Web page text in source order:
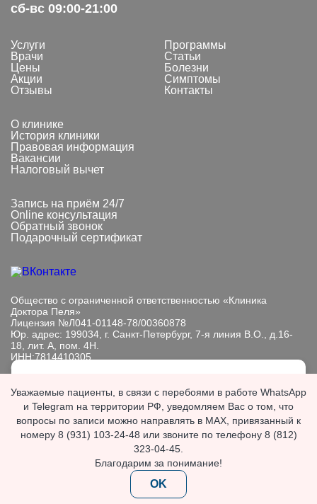
сб-вс 09:00-21:00
Услуги
Врачи
Цены
Акции
Отзывы
Программы
Статьи
Болезни
Симптомы
Контакты
О клинике
История клиники
Правовая информация
Вакансии
Налоговый вычет
Запись на приём 24/7
Online консультация
Обратный звонок
Подарочный сертификат
Общество с ограниченной ответственностью «Клиника
Доктора Пеля»
Лицензия №Л041-01148-78/00360878
Юр. адрес: 199034, г. Санкт-Петербург, 7-я линия В.О., д.16-
18, лит. А, пом. 4Н.
ИНН:7814410305
ОГРН: 1089847233101
Информация, представленная на сайте, носит исключительно
информационный характер. Размещенная на сайте
информация не является публичной офертой, подлежит
изменению юр. лицом в одностороннем порядке.
ИМЕЮТСЯ ПРОТИВОПОКАЗАНИЯ. НЕОБХОДИМА
КОНСУЛЬТАЦИЯ СПЕЦИАЛИСТА.
© 2026 «Клиника доктора Пеля». Все права защищены.
сайта. Продолжая пользоваться сайтом, вы
выражаетесогласие с политикой
обработки персональных данных.
Если вы хотите запретить обработку файлов cookie,
отключите cookie в настройках вашего браузера.
OK
Уважаемые пациенты, в связи с перебоями в работе WhatsApp
и Telegram на территории РФ, уведомляем Вас о том, что
вопросы по записи можно направлять в MAX, привязанный к
номеру 8 (931) 103-24-48 или звоните по телефону 8 (812)
323-04-45.
Благодарим за понимание!
OK